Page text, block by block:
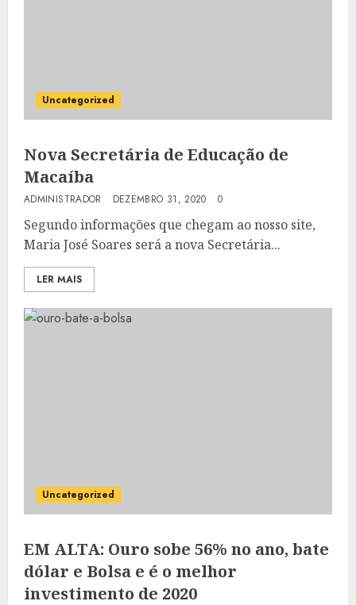
Uncategorized
Nova Secretária de Educação de
Macaíba
ADMINISTRADOR DEZEMBRO 31, 2020 0
Segundo informações que chegam ao nosso site,
Maria José Soares será a nova Secretária...
LER MAIS
Uncategorized
EM ALTA: Ouro sobe 56% no ano, bate
dólar e Bolsa e é o melhor
investimento de 2020